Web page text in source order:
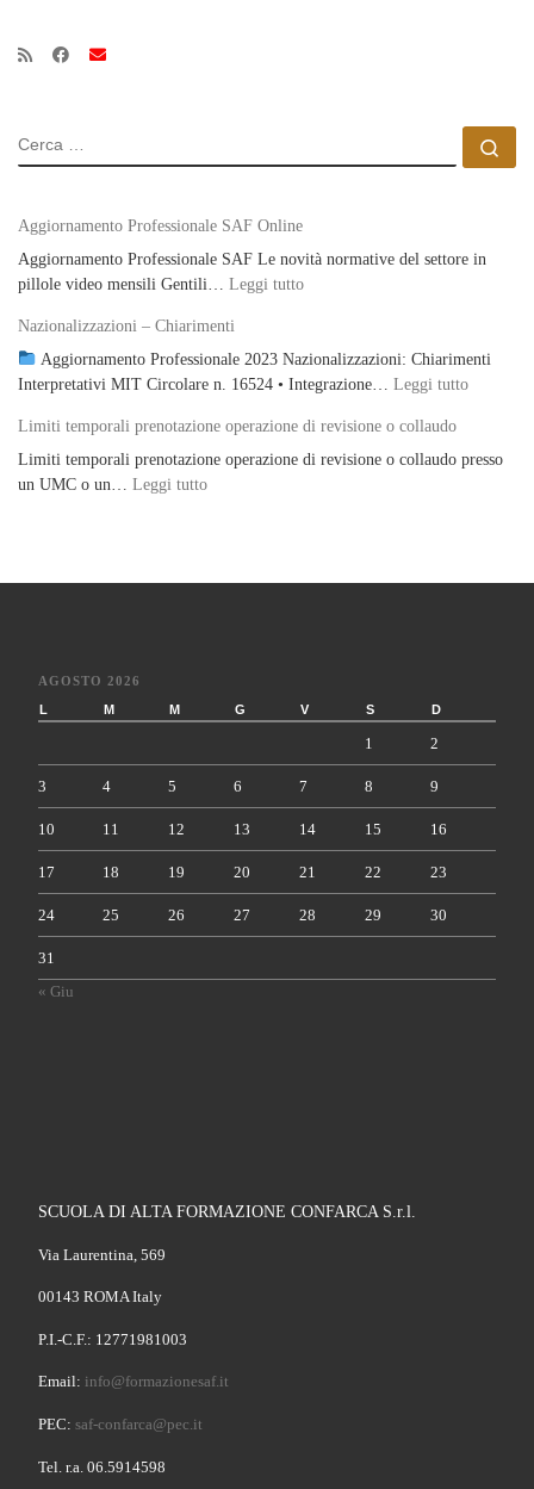
CERCA
Aggiornamento Professionale SAF Online
Aggiornamento Professionale SAF Le novità normative del settore in
pillole video mensili Gentili… Leggi tutto: Aggiornamento Professionale
Nazionalizzazioni – Chiarimenti
Aggiornamento Professionale 2023 Nazionalizzazioni: Chiarimenti
Interpretativi MIT Circolare n. 16524 • Integrazione… Leggi tutto:
Limiti temporali prenotazione operazione di revisione o collaudo
Limiti temporali prenotazione operazione di revisione o collaudo presso
un UMC o un… Leggi tutto: Limiti temporali prenotazione operazione di
AGOSTO 2026
L
M M G V S D
1 2
3 4 5 6 7 8 9
10 11 12 13 14 15 16
17 18 19 20 21 22 23
24 25 26 27 28 29 30
31
« Giu
SCUOLA DI ALTA FORMAZIONE CONFARCA S.r.l.
Via Laurentina, 569
00143 ROMA Italy
P.I.-C.F.: 12771981003
Email: info@formazionesaf.it
PEC: saf-confarca@pec.it
Tel. r.a. 06.5914598